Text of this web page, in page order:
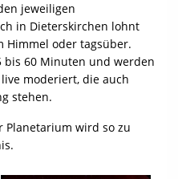
jeweiligen
in Dieterskirchen lohnt
Himmel oder tagsüber.
bis 60 Minuten und werden
moderiert, die auch
stehen.
Planetarium wird so zu